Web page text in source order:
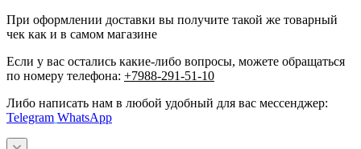
При оформлении доставки вы получите такой же товарный
чек как и в самом магазине
Если у вас остались какие-либо вопросы, можете обращаться
по номеру телефона: +7988-291-51-10
Либо написать нам в любой удобный для вас мессенджер:
Telegram WhatsApp